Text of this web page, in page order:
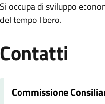
Si occupa di sviluppo
del tempo libero.
Contatti
Commissione